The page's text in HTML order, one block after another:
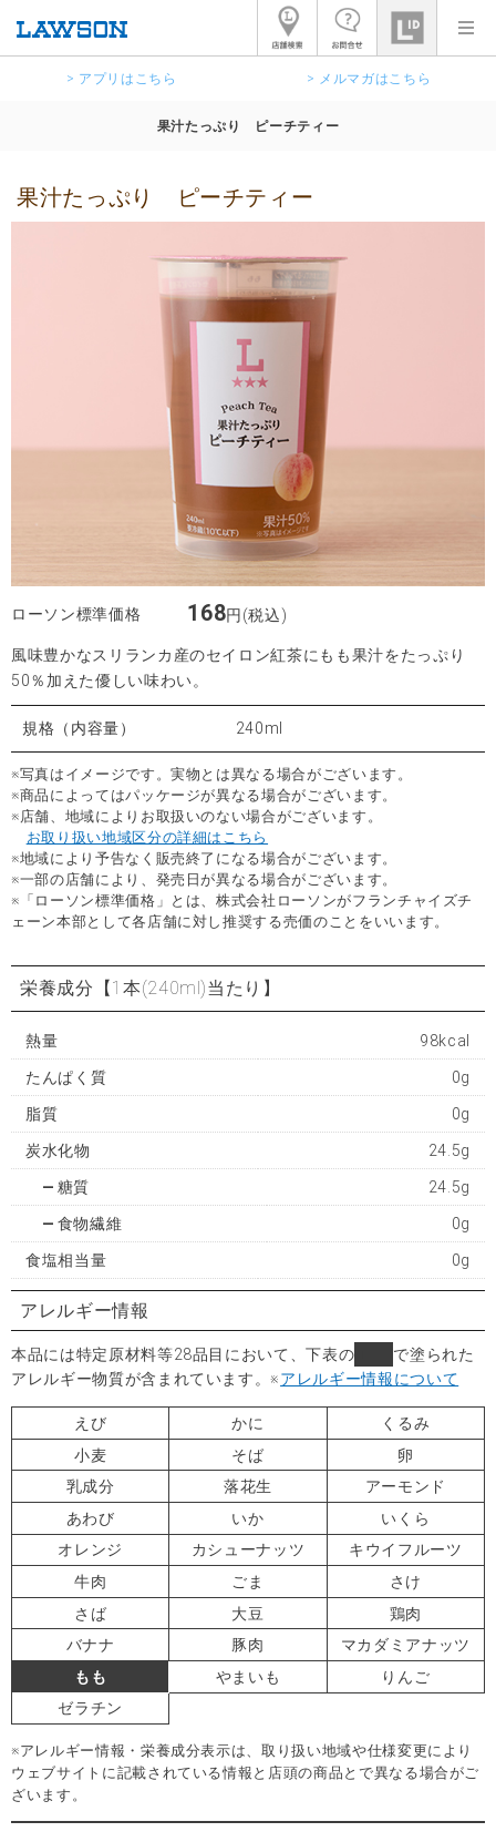
> アプリはこちら > メルマガはこちら
果汁たっぷり ピーチティー
果汁たっぷり ピーチティー
ローソン標準価格 168円(税込)
風味豊かなスリランカ産のセイロン紅茶にもも果汁をたっぷり
50％加えた優しい味わい。
規格（内容量） 240ml
※写真はイメージです。実物とは異なる場合がございます。
※商品によってはパッケージが異なる場合がございます。
※店舗、地域によりお取扱いのない場合がございます。
お取り扱い地域区分の詳細はこちら
※地域により予告なく販売終了になる場合がございます。
※一部の店舗により、発売日が異なる場合がございます。
※「ローソン標準価格」とは、株式会社ローソンがフランチャイズチ
ェーン本部として各店舗に対し推奨する売価のことをいいます。
栄養成分 【1本(240ml)当たり】
熱量 98kcal
たんぱく質 0g
脂質 0g
炭水化物 24.5g
糖質 24.5g
食物繊維 0g
食塩相当量 0g
アレルギー情報
本品には特定原材料等28品目において、下表の
で塗られた
アレルギー物質が含まれています。※アレルギー情報について
えび かに
くるみ
小麦
そば
卵
乳成分
落花生
アーモンド
あわび
いか
いくら
オレンジ
カシューナッツ
キウイフルーツ
牛肉
ごま
さけ
さば
大豆
鶏肉
バナナ
豚肉
マカダミアナッツ
もも
やまいも
りんご
ゼラチン
※アレルギー情報・栄養成分表示は、取り扱い地域や仕様変更により
ウェブサイトに記載されている情報と店頭の商品とで異なる場合がご
ざいます。